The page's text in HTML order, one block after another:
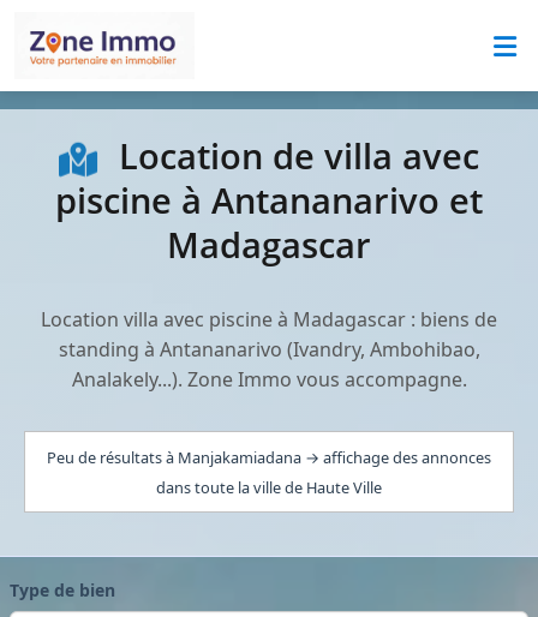
Location de villa avec
piscine à Antananarivo et
Madagascar
Location villa avec piscine à Madagascar : biens de
standing à Antananarivo (Ivandry, Ambohibao,
Analakely...). Zone Immo vous accompagne.
Peu de résultats à Manjakamiadana → affichage des annonces
dans toute la ville de Haute Ville
Type de bien